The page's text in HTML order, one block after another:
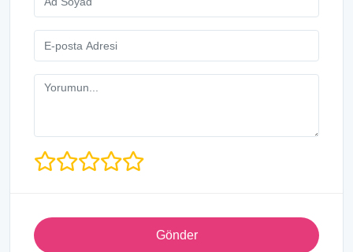
Gönder